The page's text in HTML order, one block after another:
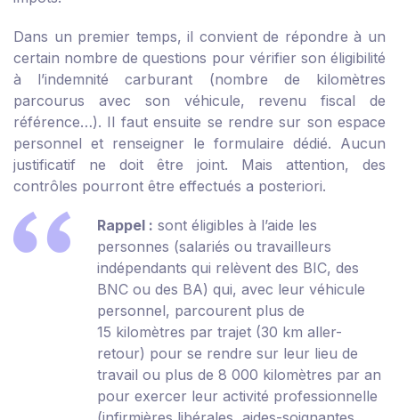
Dans un premier temps, il convient de répondre à un
certain nombre de questions pour vérifier son éligibilité
à l’indemnité carburant (nombre de kilomètres
parcourus avec son véhicule, revenu fiscal de
référence…). Il faut ensuite se rendre sur son espace
personnel et renseigner le formulaire dédié. Aucun
justificatif ne doit être joint. Mais attention, des
contrôles pourront être effectués a posteriori.
Rappel : sont éligibles à l’aide les
personnes (salariés ou travailleurs
indépendants qui relèvent des BIC, des
BNC ou des BA) qui, avec leur véhicule
personnel, parcourent plus de
15 kilomètres par trajet (30 km aller-
retour) pour se rendre sur leur lieu de
travail ou plus de 8 000 kilomètres par an
pour exercer leur activité professionnelle